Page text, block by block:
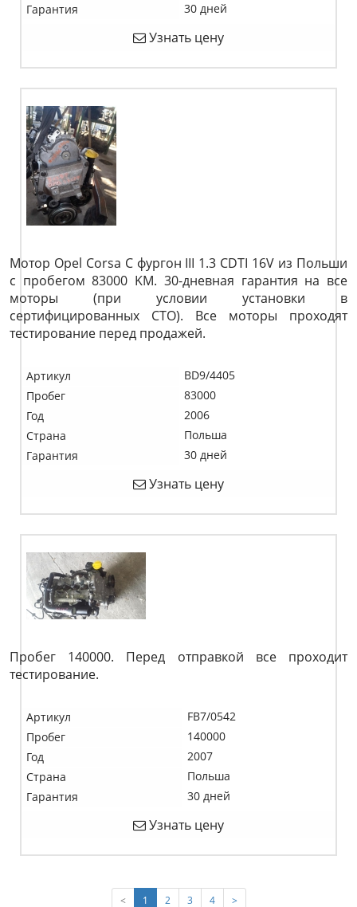
Гарантия
30 дней
Узнать цену
Мотор Opel Corsa C фургон III 1.3 CDTI 16V из Польши
с пробегом 83000 KM. 30-дневная гарантия на все
моторы (при условии установки в
сертифицированных СТО). Все моторы проходят
тестирование перед продажей.
Артикул
BD9/4405
Пробег
83000
Год
2006
Страна
Польша
Гарантия
30 дней
Узнать цену
Пробег 140000. Перед отправкой все проходит
тестирование.
Артикул
FB7/0542
Пробег
140000
Год
2007
Страна
Польша
Гарантия
30 дней
Узнать цену
< 1 (current)
2 3 4 >